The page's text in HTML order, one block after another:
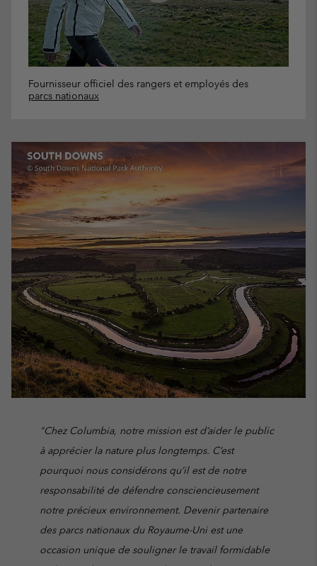
Fournisseur officiel des rangers et employés des
parcs nationaux
"Chez Columbia, notre mission est d’aider le public
à apprécier la nature plus longtemps. C’est
pourquoi nous considérons qu’il est de notre
responsabilité de défendre consciencieusement
notre précieux environnement. Devenir partenaire
des parcs nationaux du Royaume-Uni est une
occasion unique de souligner le travail formidable